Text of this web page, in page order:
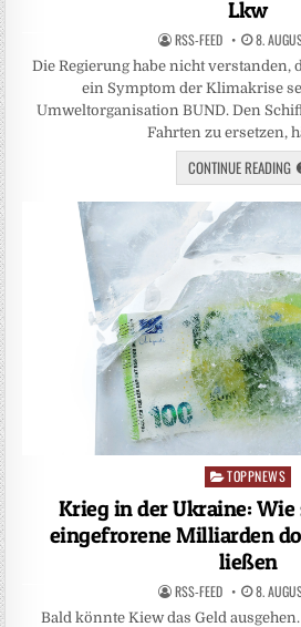
Lkw
RSS-FEED 8.
Die Regierung habe nicht verstanden,
ein Symptom der Klimakrise
Umweltorganisation BUND. Den
Fahrten zu ersetzen,
CONTINUE READING
Posted
TOPPNEWS
Krieg in der Ukraine: Wie
eingefrorene Milliarden
ließen
RSS-FEED 8.
Bald könnte Kiew das Geld